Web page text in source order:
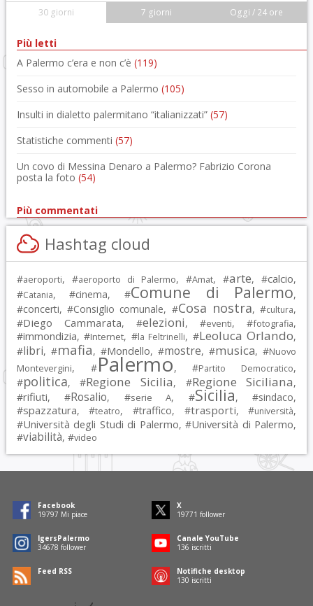
30 giorni 7 giorni Oggi / 24 ore
Più letti
A Palermo c’era e non c’è (119)
Sesso in automobile a Palermo (105)
Insulti in dialetto palermitano “italianizzati” (57)
Statistiche commenti (57)
Un covo di Messina Denaro a Palermo? Fabrizio Corona
posta la foto (54)
Più commentati
Hashtag cloud
#aeroporti, #aeroporto di Palermo, #Amat, #arte, #calcio,
#Catania, #cinema, #Comune di Palermo,
#concerti, #Consiglio comunale, #Cosa nostra, #cultura,
#Diego Cammarata, #elezioni, #eventi, #fotografia,
#immondizia, #Internet, #la Feltrinelli, #Leoluca Orlando,
#libri, #mafia, #Mondello, #mostre, #musica, #Nuovo
Montevergini, #Palermo, #Partito Democratico,
#politica, #Regione Sicilia, #Regione Siciliana,
#rifiuti, #Rosalio, #serie A, #Sicilia, #sindaco,
#spazzatura, #teatro, #traffico, #trasporti, #università,
#Università degli Studi di Palermo, #Università di Palermo,
#viabilità, #video
Facebook
19797 Mi piace
X
19771 follower
IgersPalermo
34678 follower
Canale YouTube
136 iscritti
Feed RSS
Notifiche desktop
130 iscritti